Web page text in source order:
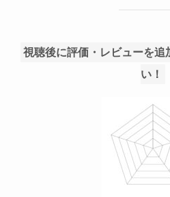
視聴後に評価・レビューを追
い！